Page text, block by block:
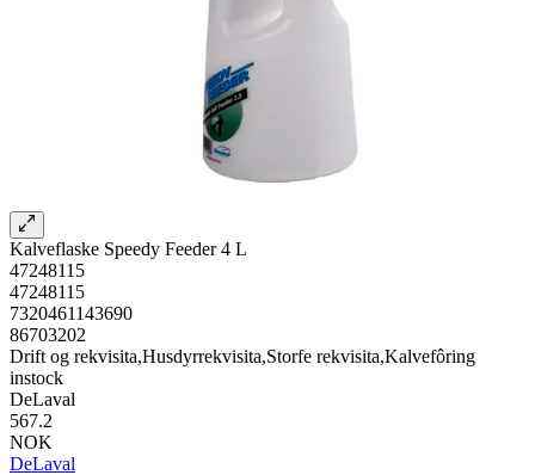
Kalveflaske Speedy Feeder 4 L
47248115
47248115
7320461143690
86703202
Drift og rekvisita,Husdyrrekvisita,Storfe rekvisita,Kalvefôring
instock
DeLaval
567.2
NOK
DeLaval